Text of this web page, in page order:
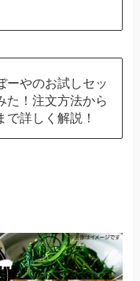
ーやのお試しセッ
た！注文方法から
で詳しく解説！